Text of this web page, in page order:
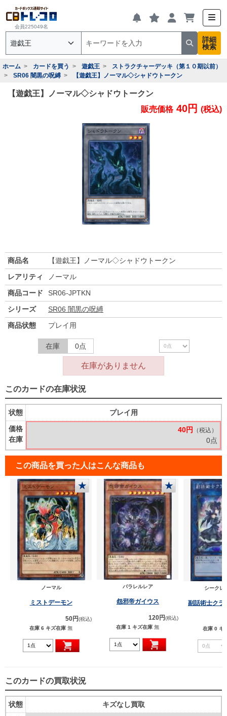
会員225049名
詳細
検索
ホーム カードを買う 遊戯王
ストラクチャーデッキ（第１０期以前）
SR06 闇黒の呪縛
【遊戯王】ノーマル◇シャドウトークン
【遊戯王】ノーマル◇シャドウトークン
販売価格 40円 (税込)
商品名
【遊戯王】ノーマル◇シャドウトークン
レアリティ
ノーマル
商品コード
SR06-JPTKN
シリーズ
SR06 闇黒の呪縛
商品状態
プレイ用
在庫 0点
在庫がありません
このカードの在庫状況
状態
価格
在庫
プレイ用
40円 （税込）
0点
この商品を買った人はこんな商品も
★
ノーマル
ミストデーモン
50円(税込)
在庫 6 キズ在庫 無
★
パラレルレア
怨邪帝ガイウス
120円(税込)
在庫 1 キズ在庫 無
シークレ
副話術士クラ
在庫 0 キ
このカードの買取状況
状態
キズなし買取